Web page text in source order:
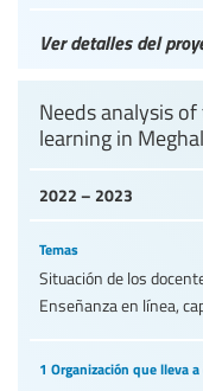
Ver detalles del
2022 – 2023
Needs analysis
learning in
Temas
Situación de los
Enseñanza en línea,
1 Organización que lleva